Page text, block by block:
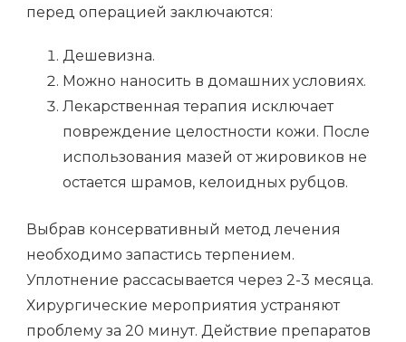
перед операцией заключаются:
Дешевизна.
Можно наносить в домашних условиях.
Лекарственная терапия исключает
повреждение целостности кожи. После
использования мазей от жировиков не
остается шрамов, келоидных рубцов.
Выбрав консервативный метод лечения
необходимо запастись терпением.
Уплотнение рассасывается через 2-3 месяца.
Хирургические мероприятия устраняют
проблему за 20 минут. Действие препаратов